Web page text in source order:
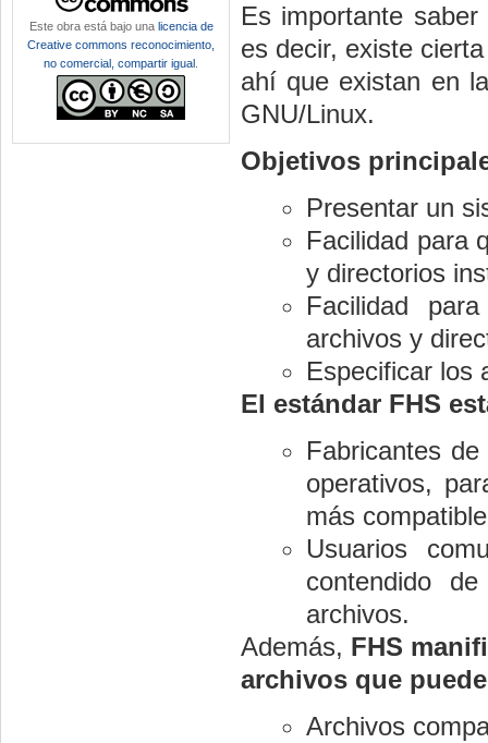
Es importante
es decir, existe
ahí que existan en
GNU/Linux.
Objetivos
Presentar un
Facilidad para
y directorios
Facilidad
archivos y
Especificar los
El estándar FHS
Fabricantes
operativos,
más
Usuarios
contendido
archivos.
Además, FHS
archivos que
Archivos
Este obra está bajo una licencia de
Creative commons reconocimiento,
no comercial, compartir igual